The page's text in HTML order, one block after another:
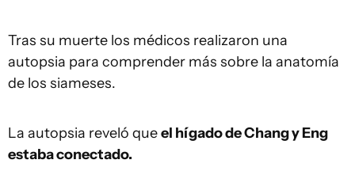
Tras su muerte los médicos realizaron una
autopsia para comprender más sobre la anatomía
de los siameses.
La autopsia reveló queel hígado de Chang y Eng
estaba conectado.